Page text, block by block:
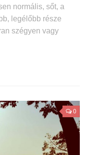
normális, sőt, a
legélőbb része
szégyen vagy
0